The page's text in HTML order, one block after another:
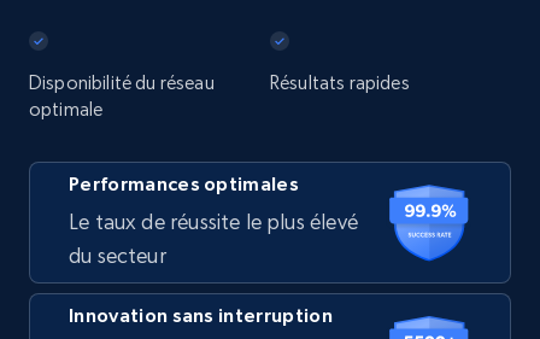
Disponibilité du réseau
optimale
Résultats rapides
Performances optimales
Le taux de réussite le plus élevé
du secteur
Innovation sans interruption